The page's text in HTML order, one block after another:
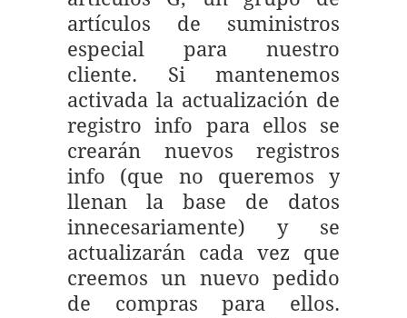
artículos de suministros
especial para nuestro
cliente. Si mantenemos
activada la actualización de
registro info para ellos se
crearán nuevos registros
info (que no queremos y
llenan la base de datos
innecesariamente) y se
actualizarán cada vez que
creemos un nuevo pedido
de compras para ellos.